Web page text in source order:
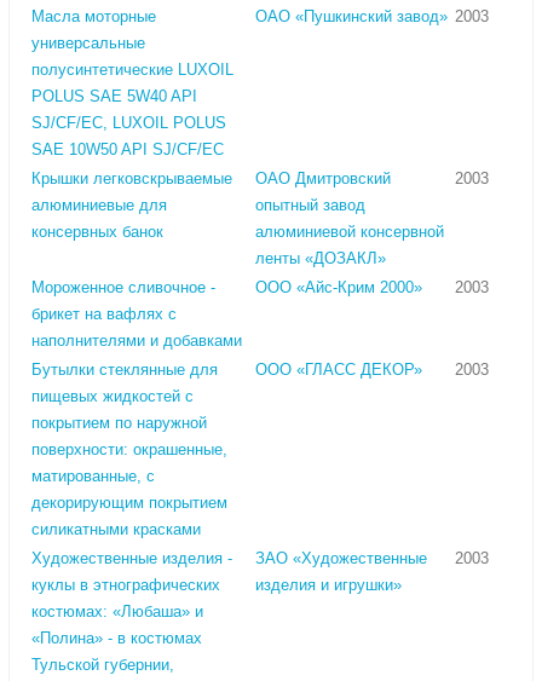
Масла моторные
универсальные
полусинтетические LUXOIL
POLUS SAE 5W40 API
SJ/CF/EC, LUXOIL POLUS
SAE 10W50 API SJ/CF/EC
ОАО «Пушкинский завод» 2003
Крышки легковскрываемые
алюминиевые для
консервных банок
ОАО Дмитровский
опытный завод
алюминиевой консервной
ленты «ДОЗАКЛ»
2003
Мороженное сливочное -
брикет на вафлях с
наполнителями и добавками
ООО «Айс-Крим 2000» 2003
Бутылки стеклянные для
пищевых жидкостей с
покрытием по наружной
поверхности: окрашенные,
матированные, с
декорирующим покрытием
силикатными красками
ООО «ГЛАСС ДЕКОР» 2003
Художественные изделия -
куклы в этнографических
костюмах: «Любаша» и
«Полина» - в костюмах
Тульской губернии,
ЗАО «Художественные
изделия и игрушки»
2003